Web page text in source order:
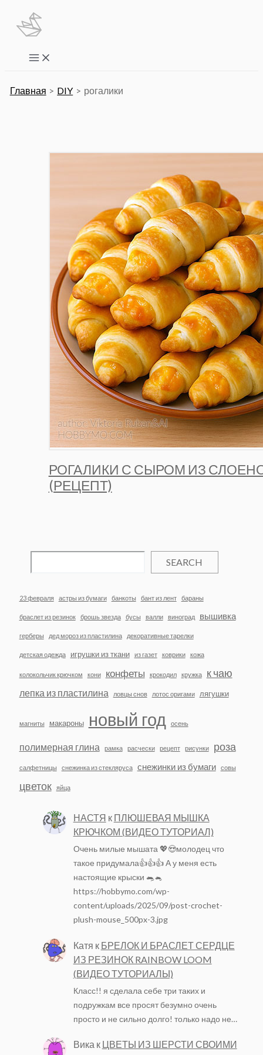
Перейти
содержимому
Main
Menu
Главная DIY рогалики
РОГАЛИКИ С СЫРОМ ИЗ
(РЕЦЕПТ)
SEARCH
23 февраля астры из бумаги банкоты бант из лент бараны
браслет из резинок брошь звезда бусы валли виноград вышивка
герберы дед мороз из пластилина декоративные тарелки
детская одежда игрушки из ткани из газет коврики кожа
колокольчик крючком кони конфеты крокодил кружка к чаю
лепка из пластилина ловцы снов лотос оригами лягушки
магниты макароны новый год осень
полимерная глина рамка расчески рецепт рисунки роза
салфетницы снежинка из стекляруса снежинки из бумаги совы
цветок яйца
НАСТЯ к ПЛЮШЕВАЯ МЫШКА
КРЮЧКОМ (ВИДЕО ТУТОРИАЛ)
Очень милые мышата 💖😍молодец что
такое придумала👍👍👍 А у меня есть
настоящие крыски 🐀🐁
https://hobbymo.com/wp-
content/uploads/2025/09/post-crochet-
plush-mouse_500px-3.jpg
Катя к БРЕЛОК И БРАСЛЕТ СЕРДЦЕ
ИЗ РЕЗИНОК RAINBOW LOOM
(ВИДЕО ТУТОРИАЛЫ)
Класс!! я сделала себе три таких и
подружкам все просят безумно очень
просто и не сильно долго! только надо не…
Вика к ЦВЕТЫ ИЗ ШЕРСТИ СВОИМИ